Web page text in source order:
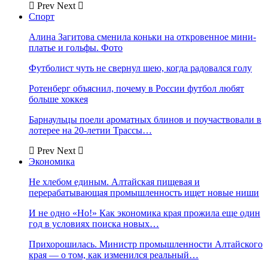
Prev Next
Спорт
Алина Загитова сменила коньки на откровенное мини-
платье и гольфы. Фото
Футболист чуть не свернул шею, когда радовался голу
Ротенберг объяснил, почему в России футбол любят
больше хоккея
Барнаульцы поели ароматных блинов и поучаствовали в
лотерее на 20-летии Трассы…
Prev Next
Экономика
Не хлебом единым. Алтайская пищевая и
перерабатывающая промышленность ищет новые ниши
И не одно «Но!» Как экономика края прожила еще один
год в условиях поиска новых…
Прихорошилась. Министр промышленности Алтайского
края — о том, как изменился реальный…